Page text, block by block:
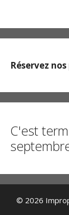
Réservez
C'est
© 2026